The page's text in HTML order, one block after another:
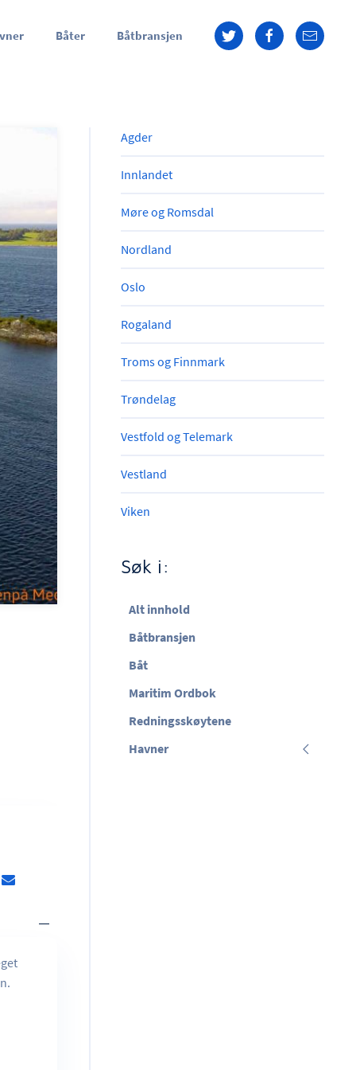
Båter Båtbransjen
Agder
Innlandet
Møre og Romsdal
Nordland
Oslo
Rogaland
Troms og Finnmark
Trøndelag
Vestfold og Telemark
Vestland
Viken
Søk i:
Alt innhold
Båtbransjen
Båt
Maritim Ordbok
Redningsskøytene
Havner